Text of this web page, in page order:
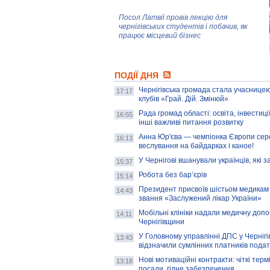
Посол Латвії провів лекцію для
чернігівських студентів і побачив, як
працює місцевий бізнес
колекцію про війну, емоції та тварин
AB InBev Efes Україна підтримала
навчальний проєкт "Молодіжна бізнес-
школа", спрямований на розвиток
підприємництва у Чернігівській області
Золота тварина: видання Forbes
написало про чернігівця Патрона: хто і
скільки на ньому заробляє? І куди
витрачають?
ПОДІЇ ДНЯ
17:17
Чернігівська громада стала
клубів «Грай. Дій. Змінюй»
16:55
Рада громад області: освіта,
інші важливі питання розвитку
16:13
Анна Юр'єва — чемпіонка Європи
веслування на байдарках і каное!
15:37 У Чернігові вшанували українців, які
15:14 Робота без бар’єрів
14:43
Президент присвоїв шістьом медикам
звання «Заслужений лікар України»
14:11
Мобільні клініки надали медичну
Чернігівщини
13:43
У Головному управлінні ДПС у
відзначили сумлінних платників
13:18
Нові мотиваційні контракти: чіткі